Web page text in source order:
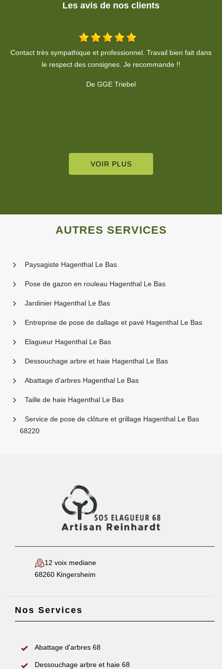
Les avis de nos clients
Un grand MERCI ! Je recommande Cédric, professionnel rapide
et plus que sympathique ! Merci !
De Céline WIRTH
VOIR PLUS
AUTRES SERVICES
Paysagiste Hagenthal Le Bas
Pose de gazon en rouleau Hagenthal Le Bas
Jardinier Hagenthal Le Bas
Entreprise de pose de dallage et pavé Hagenthal Le Bas
Elagueur Hagenthal Le Bas
Dessouchage arbre et haie Hagenthal Le Bas
Abattage d'arbres Hagenthal Le Bas
Taille de haie Hagenthal Le Bas
Service de pose de clôture et grillage Hagenthal Le Bas
68220
12 voix mediane
68260 Kingersheim
Nos Services
Abattage d'arbres 68
Dessouchage arbre et haie 68